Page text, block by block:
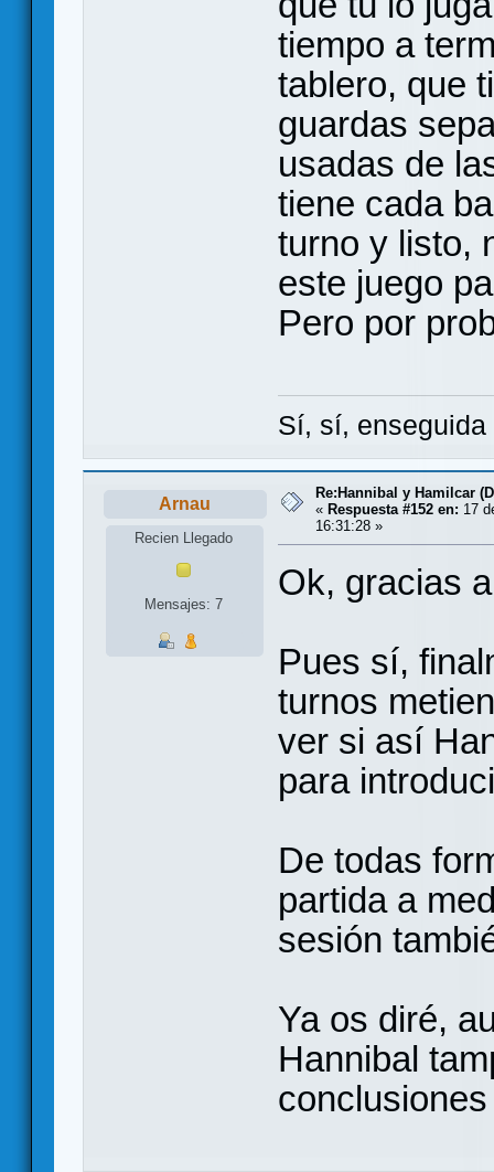
tiempo a
tablero, que
guardas
usadas de
tiene cada
turno y listo,
este juego
Pero por
Sí, sí,
Arnau
Recien Llegado
Mensajes: 7
Re:Hannibal y Hamilcar
« Respuesta #152 en: 17
16:31:28 »
Ok, gracias
Pues sí,
turnos
ver si así
para
De todas
partida a
sesión
Ya os diré,
Hannibal